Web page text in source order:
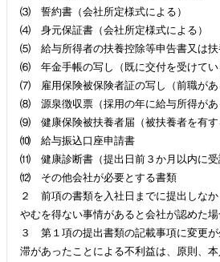
⑶ 誓約書（会社所定様式による）
⑷ 身元保証書（会社所定様式による）
⑸ 給与所得者の扶養控除等申告書又は扶
⑹ 年金手帳の写し（既に交付を受けてい
⑺ 雇用保険被保険者証の写し（前職があ
⑻ 源泉徴収票（採用の年に給与所得があ
⑼ 健康保険被扶養者届（被扶養者を有す
⑽ 給与振込口座申請書
⑾ 健康診断書（提出日前３か月以内に受
⑿ その他会社が必要とする書類
２ 前項の書類を入社日までに提出しな
やむを得ない事情があると会社が認めた場
３ 第１項の提出書類の記載事項に変更
滞があったことによる不利益は、原則、